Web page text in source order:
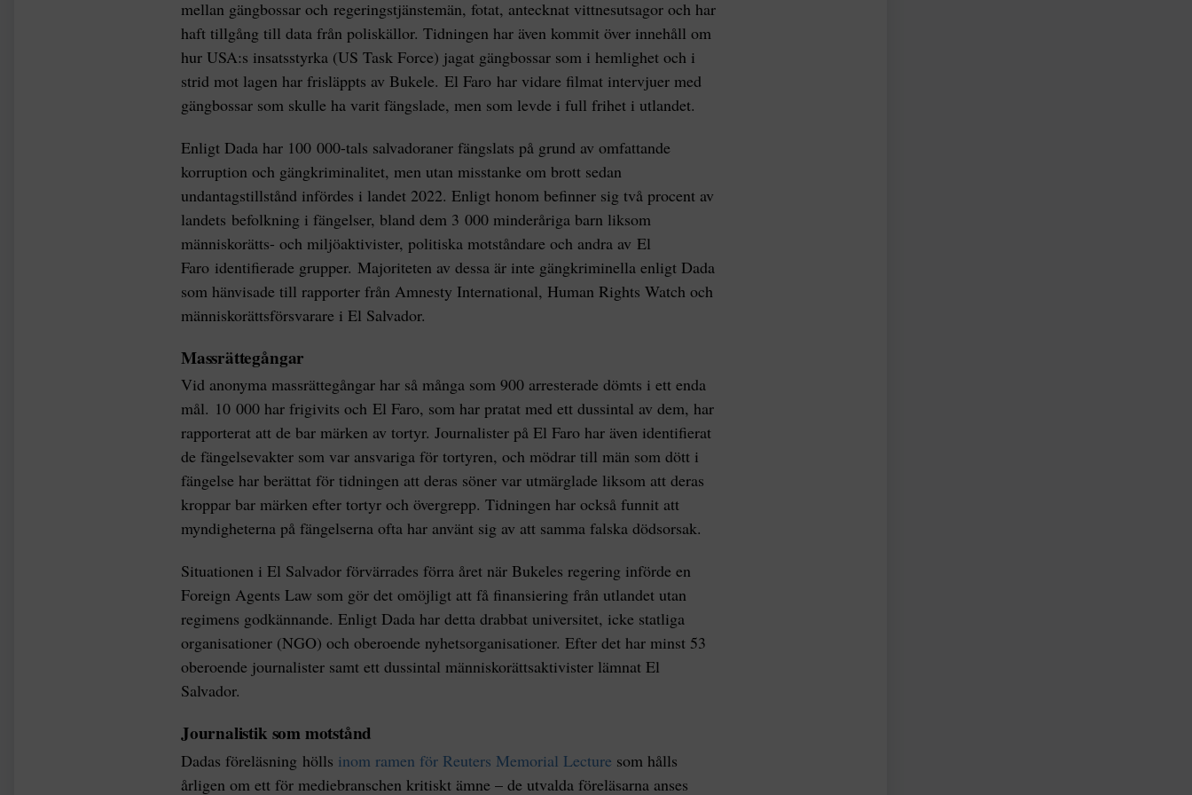
mellan gängbossar och regeringstjänstemän, fotat, antecknat vittnesutsagor och har
haft tillgång till data från poliskällor. Tidningen har även kommit över innehåll om
hur USA:s insatsstyrka (US Task Force) jagat gängbossar som i hemlighet och i
strid mot lagen har frisläppts av Bukele. El Faro har vidare filmat intervjuer med
gängbossar som skulle ha varit fängslade, men som levde i full frihet i utlandet.
Enligt Dada har 100 000-tals salvadoraner fängslats på grund av omfattande
korruption och gängkriminalitet, men utan misstanke om brott sedan
undantagstillstånd infördes i landet 2022. Enligt honom befinner sig två procent av
landets befolkning i fängelser, bland dem 3 000 minderåriga barn liksom
människorätts- och miljöaktivister, politiska motståndare och andra av El
Faro identifierade grupper. Majoriteten av dessa är inte gängkriminella enligt Dada
som hänvisade till rapporter från Amnesty International, Human Rights Watch och
människorättsförsvarare i El Salvador.
Massrättegångar
Vid anonyma massrättegångar har så många som 900 arresterade dömts i ett enda
mål. 10 000 har frigivits och El Faro, som har pratat med ett dussintal av dem, har
rapporterat att de bar märken av tortyr. Journalister på El Faro har även identifierat
de fängelsevakter som var ansvariga för tortyren, och mödrar till män som dött i
fängelse har berättat för tidningen att deras söner var utmärglade liksom att deras
kroppar bar märken efter tortyr och övergrepp. Tidningen har också funnit att
myndigheterna på fängelserna ofta har använt sig av att samma falska dödsorsak.
Situationen i El Salvador förvärrades förra året när Bukeles regering införde en
Foreign Agents Law som gör det omöjligt att få finansiering från utlandet utan
regimens godkännande. Enligt Dada har detta drabbat universitet, icke statliga
organisationer (NGO) och oberoende nyhetsorganisationer. Efter det har minst 53
oberoende journalister samt ett dussintal människorättsaktivister lämnat El
Salvador.
Journalistik som motstånd
Dadas föreläsning hölls inom ramen för Reuters Memorial Lecture som hålls
årligen om ett för mediebranschen kritiskt ämne – de utvalda föreläsarna anses